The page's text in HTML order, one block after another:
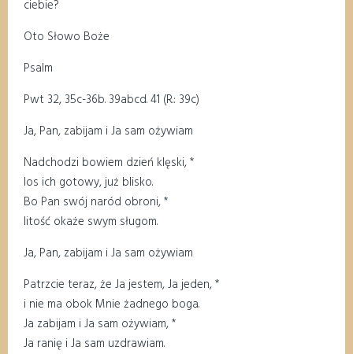
ciebie?
Oto Słowo Boże
Psalm
Pwt 32, 35c-36b. 39abcd. 41 (R.: 39c)
Ja, Pan, zabijam i Ja sam ożywiam
Nadchodzi bowiem dzień klęski, *
los ich gotowy, już blisko.
Bo Pan swój naród obroni, *
litość okaże swym sługom.
Ja, Pan, zabijam i Ja sam ożywiam
Patrzcie teraz, że Ja jestem, Ja jeden, *
i nie ma obok Mnie żadnego boga.
Ja zabijam i Ja sam ożywiam, *
Ja ranię i Ja sam uzdrawiam.